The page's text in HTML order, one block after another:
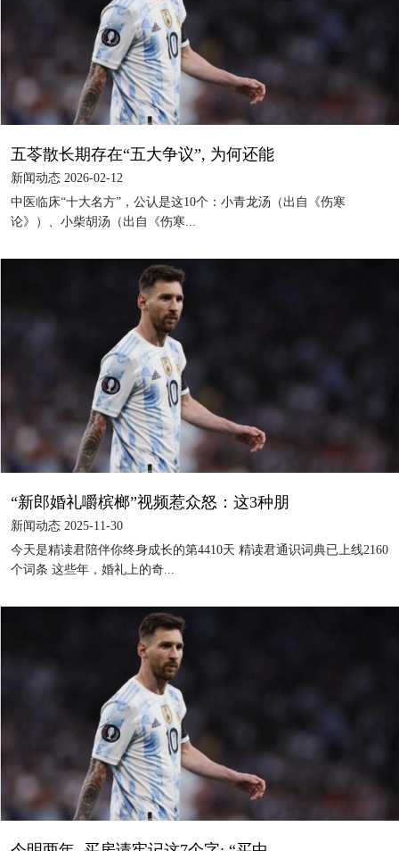
五苓散长期存在“五大争议”, 为何还能
新闻动态 2026-02-12
中医临床“十大名方”，公认是这10个：小青龙汤（出自《伤寒
论》）、小柴胡汤（出自《伤寒...
“新郎婚礼嚼槟榔”视频惹众怒：这3种朋
新闻动态 2025-11-30
今天是精读君陪伴你终身成长的第4410天 精读君通识词典已上线2160
个词条 这些年，婚礼上的奇...